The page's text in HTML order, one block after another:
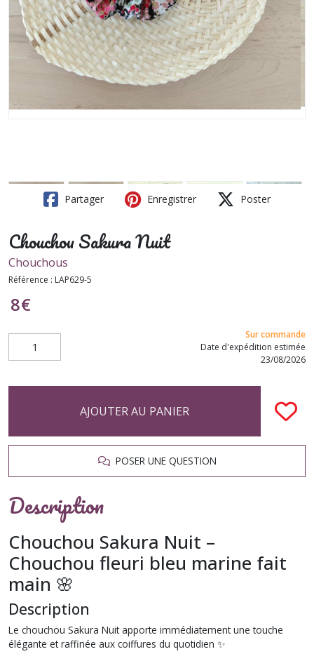
Partager Enregistrer Poster
Chouchou Sakura Nuit
Chouchous
Référence : LAP629-5
8€
Sur commande
Date d'expédition estimée
23/08/2026
AJOUTER AU PANIER
POSER UNE QUESTION
Description
Chouchou Sakura Nuit –
Chouchou fleuri bleu marine fait
main 🌸
Description
Le chouchou Sakura Nuit apporte immédiatement une touche
élégante et raffinée aux coiffures du quotidien ✨